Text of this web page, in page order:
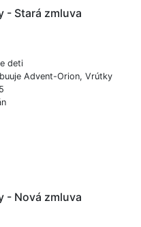
- Stará zmluva
deti
Advent-Orion, Vrútky
- Nová zmluva